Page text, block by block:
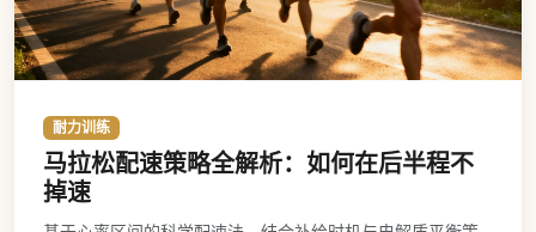
耐力训练
马拉松配速策略全解析：如何在后半程不
掉速